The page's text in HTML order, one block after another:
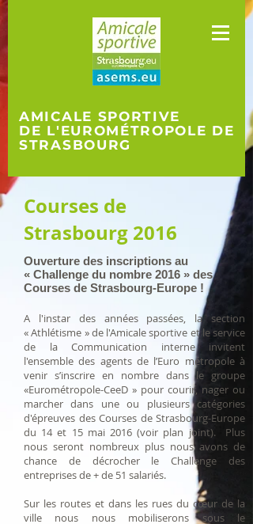
AMICALE SPORTIVE
DE L'EUROMÉTROPOLE DE
STRASBOURG
Courses de
Strasbourg 2016
Ouverture des inscriptions au
« Challenge du nombre 2016 » des
Courses de Strasbourg-Europe !
A l'instar des années passées, la section
« Athlétisme » de l'Amicale sportive et le service
de la Communication interne invitent
l'ensemble des agents de l’Euro métropole à
venir s’inscrire en nombre dans le groupe
«Eurométropole-CeeD » pour courir, nager ou
marcher dans une ou plusieurs catégories
d'épreuves des Courses de Strasbourg-Europe
du 14 et 15 mai 2016 (voir plan joint). Plus
nous seront nombreux plus nous avons de
chance de décrocher le Challenge des
entreprises de + de 51 salariés.
Sur les routes et dans les rues du cœur de la
ville nous nous mobiliserons sous le